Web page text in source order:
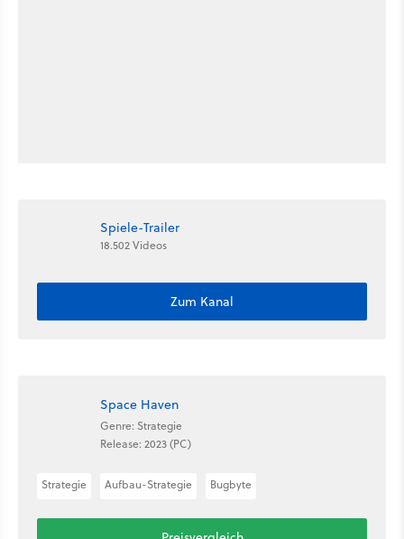
Spiele-Trailer
18.502 Videos
Zum Kanal
Space Haven
Genre: Strategie
Release: 2023 (PC)
Strategie Aufbau-Strategie Bugbyte